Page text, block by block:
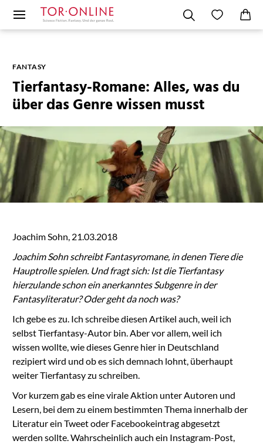
FANTASY
Tierfantasy-Romane: Alles, was du
über das Genre wissen musst
Joachim Sohn, 21.03.2018
Joachim Sohn schreibt Fantasyromane, in denen Tiere die
Hauptrolle spielen. Und fragt sich: Ist die Tierfantasy
hierzulande schon ein anerkanntes Subgenre in der
Fantasyliteratur? Oder geht da noch was?
Ich gebe es zu. Ich schreibe diesen Artikel auch, weil ich
selbst Tierfantasy-Autor bin. Aber vor allem, weil ich
wissen wollte, wie dieses Genre hier in Deutschland
rezipiert wird und ob es sich demnach lohnt, überhaupt
weiter Tierfantasy zu schreiben.
Vor kurzem gab es eine virale Aktion unter Autoren und
Lesern, bei dem zu einem bestimmten Thema innerhalb der
Literatur ein Tweet oder Facebookeintrag abgesetzt
werden sollte. Wahrscheinlich auch ein Instagram-Post,